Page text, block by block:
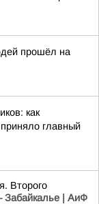
прошёл на
как
главный
Второго
Забайкалье | АиФ